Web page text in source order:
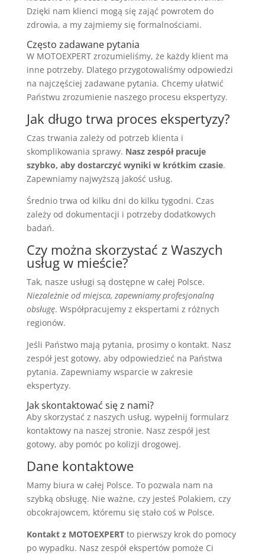
Dzięki nam klienci mogą się zająć powrotem do
zdrowia, a my zajmiemy się formalnościami.
Często zadawane pytania
W MOTOEXPERT zrozumieliśmy, że każdy klient ma
inne potrzeby. Dlatego przygotowaliśmy odpowiedzi
na najczęściej zadawane pytania. Chcemy ułatwić
Państwu zrozumienie naszego procesu ekspertyzy.
Jak długo trwa proces ekspertyzy?
Czas trwania zależy od potrzeb klienta i
skomplikowania sprawy. Nasz zespół pracuje
szybko, aby dostarczyć wyniki w krótkim czasie.
Zapewniamy najwyższą jakość usług.
Średnio trwa od kilku dni do kilku tygodni. Czas
zależy od dokumentacji i potrzeby dodatkowych
badań.
Czy można skorzystać z Waszych
usług w mieście?
Tak, nasze usługi są dostępne w całej Polsce.
Niezależnie od miejsca, zapewniamy profesjonalną
obsługę. Współpracujemy z ekspertami z różnych
regionów.
Jeśli Państwo mają pytania, prosimy o kontakt. Nasz
zespół jest gotowy, aby odpowiedzieć na Państwa
pytania. Zapewniamy wsparcie w zakresie
ekspertyzy.
Jak skontaktować się z nami?
Aby skorzystać z naszych usług, wypełnij formularz
kontaktowy na naszej stronie. Nasz zespół jest
gotowy, aby pomóc po kolizji drogowej.
Dane kontaktowe
Mamy biura w całej Polsce. To pozwala nam na
szybką obsługę. Nie ważne, czy jesteś Polakiem, czy
obcokrajowcem, któremu się stało coś w Polsce.
Kontakt z MOTOEXPERTto pierwszy krok do pomocy
po wypadku. Nasz zespół ekspertów pomoże Ci